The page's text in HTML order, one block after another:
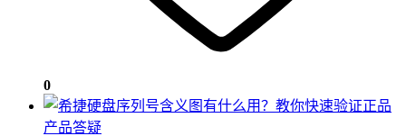
0
产品答疑